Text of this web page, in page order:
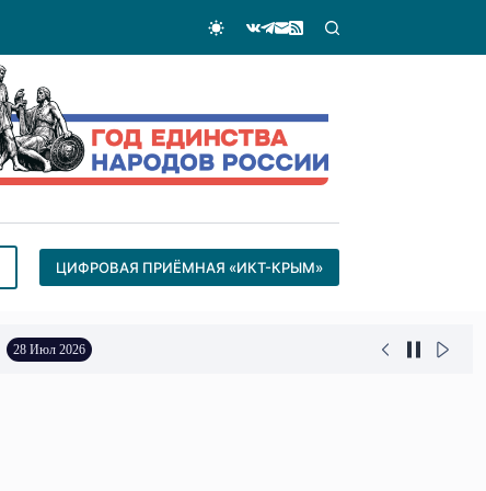
ЦИФРОВАЯ ПРИЁМНАЯ «ИКТ-КРЫМ»
28 Июл 2026